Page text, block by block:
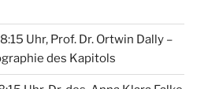
Uhr, Prof. Dr. Ortwin Dally –
des Kapitols